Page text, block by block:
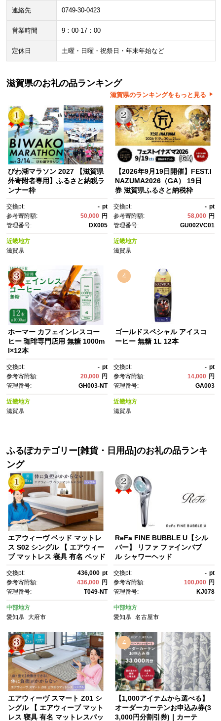
連絡先 0749-30-0423
営業時間 9：00-17：00
定休日 土曜・日曜・祝祭日・年末年始など
滋賀県のお礼の品ランキング
滋賀県のランキングをもっと見る
びわ湖マラソン 2027 【滋賀県
外寄附者専用】ふるさと納税ラ
ンナー枠
交換pt: - pt
参考寄附額:
50,000 円
管理番号:
DX005
近畿地方
滋賀県
【2026年9月19日開催】FEST.I
NAZUMA2026（GA） 19日
券 滋賀県ふるさと納税枠
交換pt: - pt
参考寄附額:
58,000 円
管理番号:
GU002VC01
近畿地方
滋賀県
ホーマー カフェインレスコー
ヒー 珈琲専門店用 無糖 1000m
l×12本
交換pt: - pt
参考寄附額:
20,000 円
管理番号:
GH003-NT
近畿地方
滋賀県
4
ゴールドスペシャル アイスコ
ーヒー 無糖 1L 12本
交換pt: - pt
参考寄附額:
14,000 円
管理番号:
GA003
近畿地方
滋賀県
ふるぽカテゴリー[雑貨・日用品]のお礼の品ランキ
ング
エアウィーヴ ベッド マットレ
ス S02 シングル 【 エアウィー
ブ マットレス 寝具 有名 ベッド
性抜群 エアウィーヴ まっとれ
す 洗える エアウイーヴ エアー
ウィーヴ ギフト ベット エアウ
ィーブ しんぐ airweave エアウ
ィーブマットレス エアウィー
ヴ エアウィーヴ エアウィー
ヴ エアウィーブ エアウィー
ブ マットレス 】
交換pt: 436,000 pt
参考寄附額:
436,000 円
管理番号:
T049-NT
中部地方
愛知県
大府市
ReFa FINE BUBBLE U【シル
バー】 リファ ファインバブ
ル シャワーヘッド
交換pt: - pt
参考寄附額:
100,000 円
管理番号:
KJ078
中部地方
愛知県 名古屋市
エアウィーヴ スマート Z01 シ
ングル 【 エアウィーブ マット
レス 寝具 有名 マットレスパッ
4
【1,000アイテムから選べる】
オーダーカーテンお申込み券(3
3,000円分割引券)｜カーテ